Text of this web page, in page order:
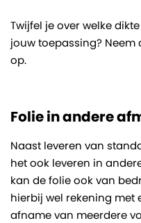
Twijfel je over welke
jouw toepassing?
op.
Folie in andere
Naast leveren van
het ook leveren in
kan de folie ook van
hierbij wel rekening
afname van meerdere